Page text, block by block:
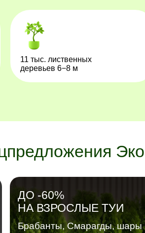
11 тыс. лиственных
деревьев 6−8 м
ДО -60%
НА ВЗРОСЛЫЕ ТУИ
Брабанты, Смарагды, шары